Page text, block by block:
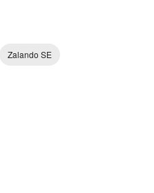
Zalando SE